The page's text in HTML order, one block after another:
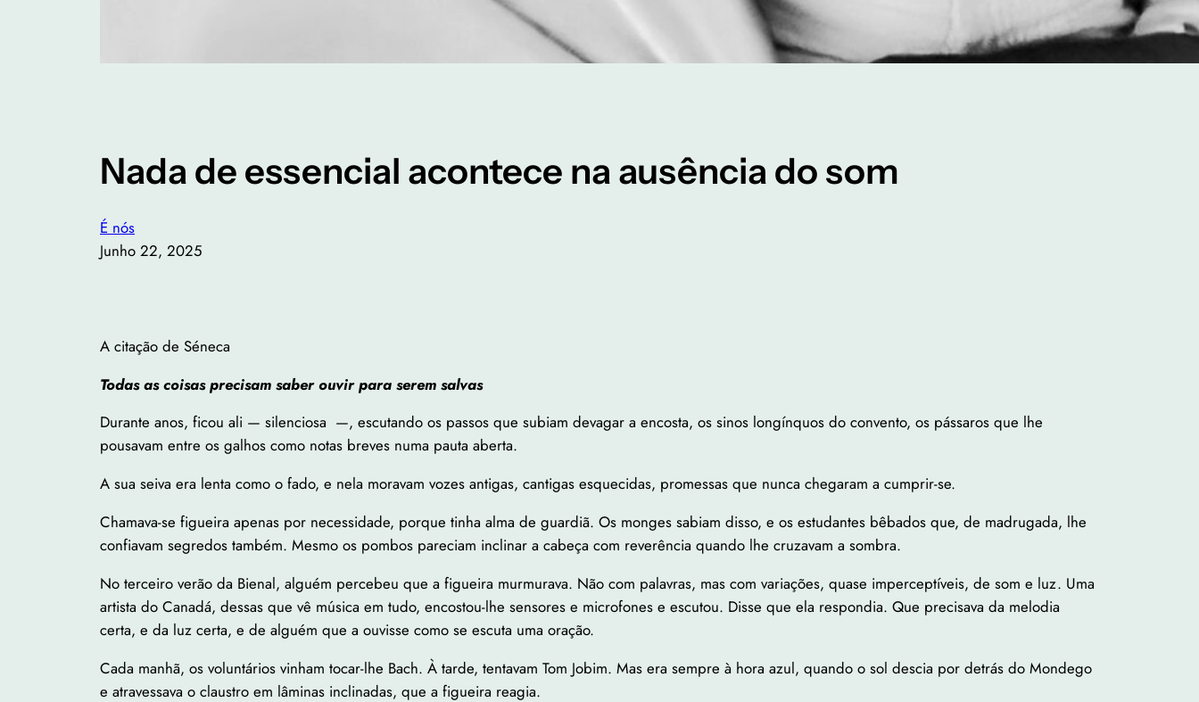
Nada de essencial acontece na ausência do som
É nós
Junho 22, 2025
A citação de Séneca
Todas as coisas precisam saber ouvir para serem salvas
Durante anos, ficou ali — silenciosa —, escutando os passos que subiam devagar a encosta, os sinos longínquos do convento, os pássaros que lhe
pousavam entre os galhos como notas breves numa pauta aberta.
A sua seiva era lenta como o fado, e nela moravam vozes antigas, cantigas esquecidas, promessas que nunca chegaram a cumprir-se.
Chamava-se figueira apenas por necessidade, porque tinha alma de guardiã. Os monges sabiam disso, e os estudantes bêbados que, de madrugada, lhe
confiavam segredos também. Mesmo os pombos pareciam inclinar a cabeça com reverência quando lhe cruzavam a sombra.
No terceiro verão da Bienal, alguém percebeu que a figueira murmurava. Não com palavras, mas com variações, quase imperceptíveis, de som e luz. Uma
artista do Canadá, dessas que vê música em tudo, encostou-lhe sensores e microfones e escutou. Disse que ela respondia. Que precisava da melodia
certa, e da luz certa, e de alguém que a ouvisse como se escuta uma oração.
Cada manhã, os voluntários vinham tocar-lhe Bach. À tarde, tentavam Tom Jobim. Mas era sempre à hora azul, quando o sol descia por detrás do Mondego
e atravessava o claustro em lâminas inclinadas, que a figueira reagia.